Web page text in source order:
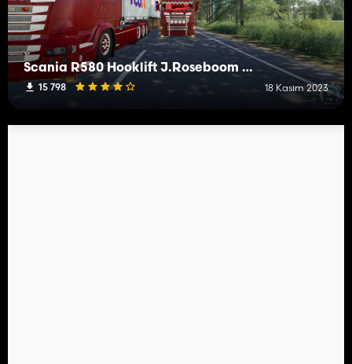
Scania R580 Hooklift J.Roseboom Edit
15 798 18 Kasım 2023